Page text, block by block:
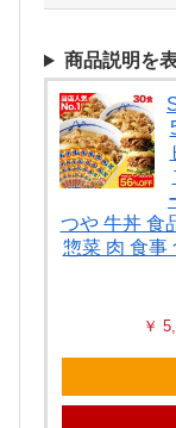
商品説明を
つや 牛丼 食
惣菜 肉 食事
￥